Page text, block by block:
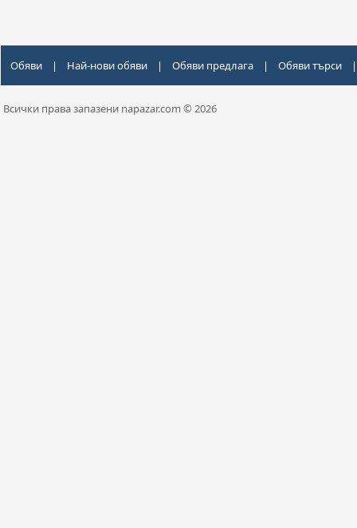
Обяви | Най-нови обяви | Обяви предлага | Обяви търси |
Всички права запазени napazar.com © 2026